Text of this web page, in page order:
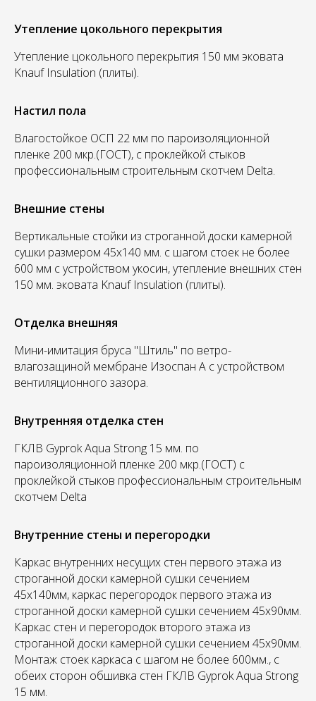
Утепление цокольного перекрытия
Утепление цокольного перекрытия 150 мм эковата
Knauf Insulation (плиты).
Настил пола
Влагостойкое ОСП 22 мм по пароизоляционной
пленке 200 мкр.(ГОСТ), с проклейкой стыков
профессиональным строительным скотчем Delta.
Внешние стены
Вертикальные стойки из строганной доски камерной
сушки размером 45х140 мм. с шагом стоек не более
600 мм с устройством укосин, утепление внешних стен
150 мм. эковата Knauf Insulation (плиты).
Отделка внешняя
Мини-имитация бруса "Штиль" по ветро-
влагозащиной мембране Изоспан А с устройством
вентиляционного зазора.
Внутренняя отделка стен
ГКЛВ Gyprok Aqua Strong 15 мм. по
пароизоляционной пленке 200 мкр.(ГОСТ) с
проклейкой стыков профессиональным строительным
скотчем Delta
Внутренние стены и перегородки
Каркас внутренних несущих стен первого этажа из
строганной доски камерной сушки сечением
45х140мм, каркас перегородок первого этажа из
строганной доски камерной сушки сечением 45х90мм.
Каркас стен и перегородок второго этажа из
строганной доски камерной сушки сечением 45х90мм.
Монтаж стоек каркаса с шагом не более 600мм., с
обеих сторон обшивка стен ГКЛВ Gyprok Aqua Strong
15 мм.